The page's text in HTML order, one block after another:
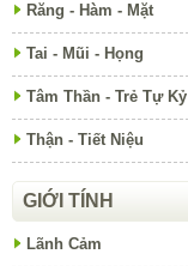
Răng - Hàm - Mặt
Tai - Mũi - Họng
Tâm Thần - Trẻ Tự Kỷ
Thận - Tiết Niệu
GIỚI TÍNH
Lãnh Cảm